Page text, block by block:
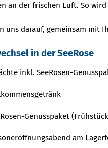
an der frischen Luft. So
uns darauf, gemeinsam mit
in der SeeRose
inkl. SeeRosen-
Genusspaket
am